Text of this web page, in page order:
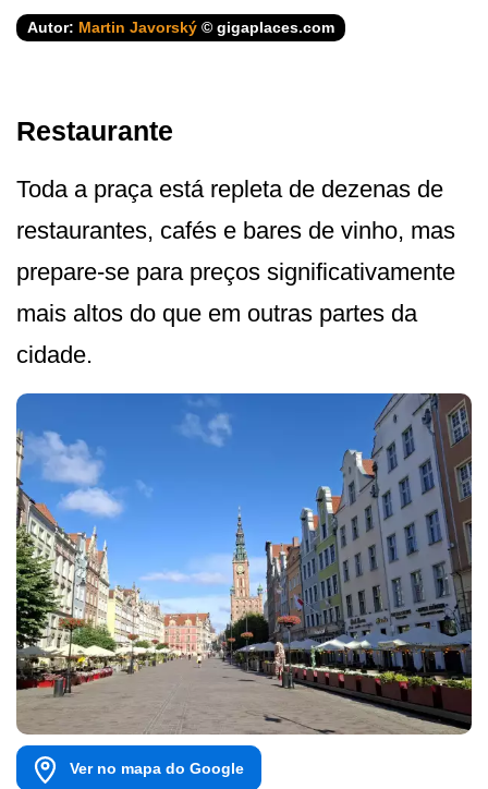
Autor: Martin Javorský © gigaplaces.com
Restaurante
Toda a praça está repleta de dezenas de
restaurantes, cafés e bares de vinho, mas
prepare-se para preços significativamente
mais altos do que em outras partes da
cidade.
Ver no mapa do Google